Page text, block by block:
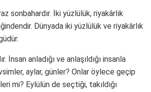
sonbahardır. İki yüzlülük, riyakârlık
Dünyada iki yüzlülük ve riyakârlık
İnsan anladığı ve anlaşıldığı insanla
aylar, günler? Onlar öylece geçip
mi? Eylülün de seçtiği, takıldığı